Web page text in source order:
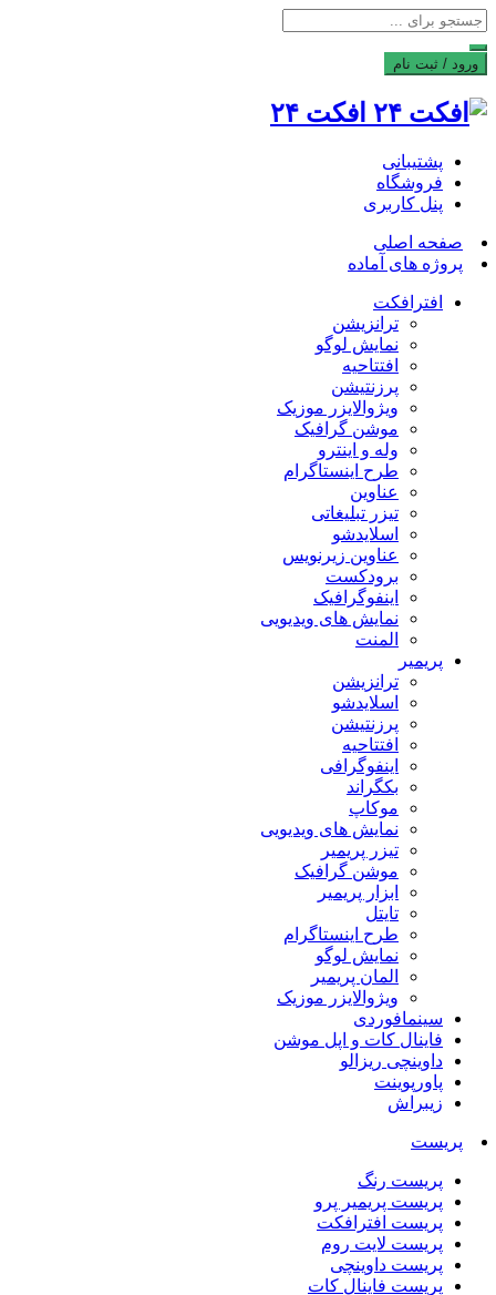
ورود / ثبت نام
افکت ۲۴
پشتیبانی
فروشگاه
پنل کاربری
صفحه اصلی
پروژه های آماده
افترافکت
ترانزیشن
نمایش لوگو
افتتاحیه
پرزنتیشن
ویژوالایزر موزیک
موشن گرافیک
وله و اینترو
طرح اینستاگرام
عناوین
تیزر تبلیغاتی
اسلایدشو
عناوین زیرنویس
برودکست
اینفوگرافیک
نمایش های ویدیویی
المنت
پریمیر
ترانزیشن
اسلایدشو
پرزنتیشن
افتتاحیه
اینفوگرافی
بکگراند
موکاپ
نمایش های ویدیویی
تیزر پریمیر
موشن گرافیک
ابزار پریمیر
تایتل
طرح اینستاگرام
نمایش لوگو
المان پریمیر
ویژوالایزر موزیک
سینمافوردی
فاینال کات و اپل موشن
داوینچی ریزالو
پاورپوینت
زیبراش
پریست
پریست رنگ
پریست پریمیر پرو
پریست افترافکت
پریست لایت روم
پریست داوینچی
پریست فاینال کات